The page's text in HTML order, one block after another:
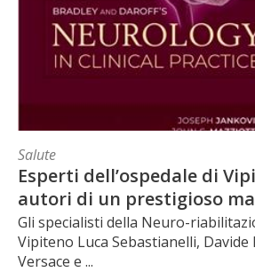
Salute
Esperti dell’ospedale di
autori di un prestigioso
neurologia
Gli specialisti della Neuro-
Vipiteno Luca Sebastianelli, Davide
Versace e ...